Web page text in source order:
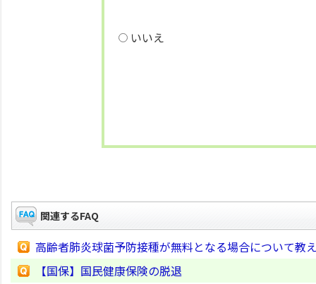
いいえ
関連するFAQ
高齢者肺炎球菌予防接種が無料となる場合について教
【国保】国民健康保険の脱退